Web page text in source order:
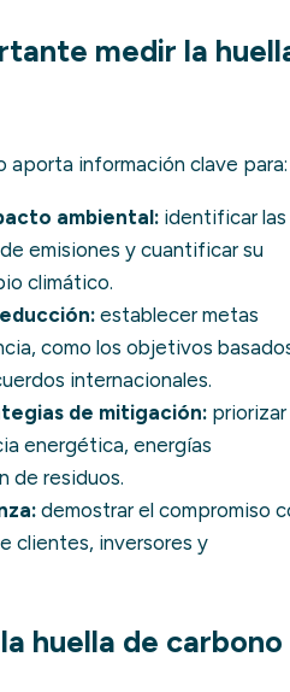
medir la
aporta información clave para:
ambiental: identificar las
emisiones y cuantificar su
climático.
establecer metas
como los objetivos
internacionales.
de mitigación: priorizar
energética, energías
de residuos.
demostrar el compromiso
clientes, inversores y
huella de carbono